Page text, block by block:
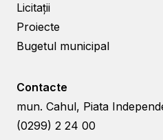
Licitații
Proiecte
Bugetul municipal
Contacte
mun. Cahul, Piata
(0299) 2 24 00